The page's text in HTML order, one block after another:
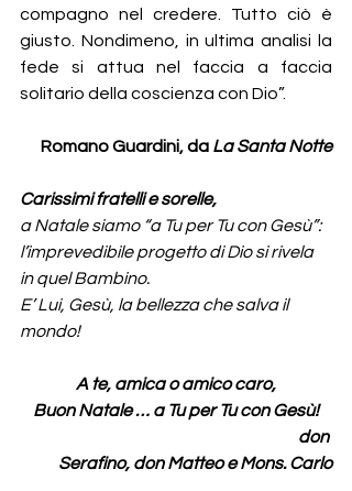
compagno nel credere. Tutto ciò è
giusto. Nondimeno, in ultima analisi la
fede si attua nel faccia a faccia
solitario della coscienza con Dio”.
   Romano Guardini, da
La Santa Notte
Carissimi fratelli e sorelle,
a Natale siamo “a Tu per Tu con Gesù”:
l’imprevedibile progetto di Dio si rivela
in quel Bambino.
E’ Lui, Gesù, la bellezza che salva il
mondo!
A te, amica o amico caro,
Buon Natale … a Tu per Tu con Gesù!
Serafino, don Matteo e Mons. Carlo